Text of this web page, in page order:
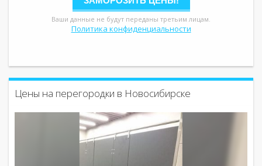
Ваши данные не будут переданы третьим лицам.
Политика конфиденциальности
Цены на перегородки в Новосибирске